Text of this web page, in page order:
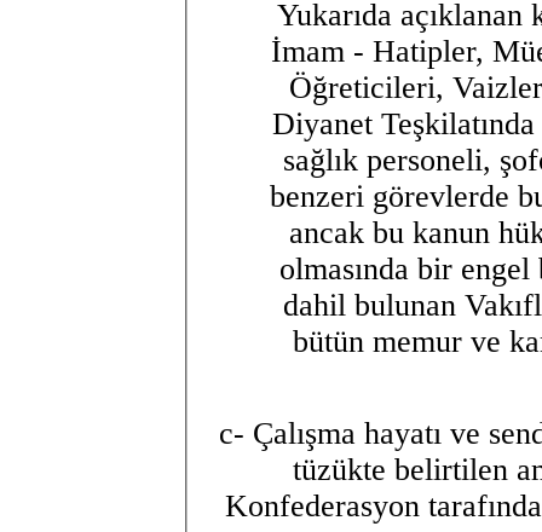
Yukarıda
İmam - Hatipler,
Öğreticileri,
Diyanet
sağlık personeli,
benzeri görevlerde
ancak bu kanun
olmasında bir
dahil bulunan
bütün memur ve
c- Çalışma hayatı ve
tüzükte belirtilen
Konfederasyon